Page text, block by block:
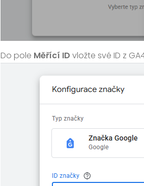
Do pole Měřící ID vložte své ID z